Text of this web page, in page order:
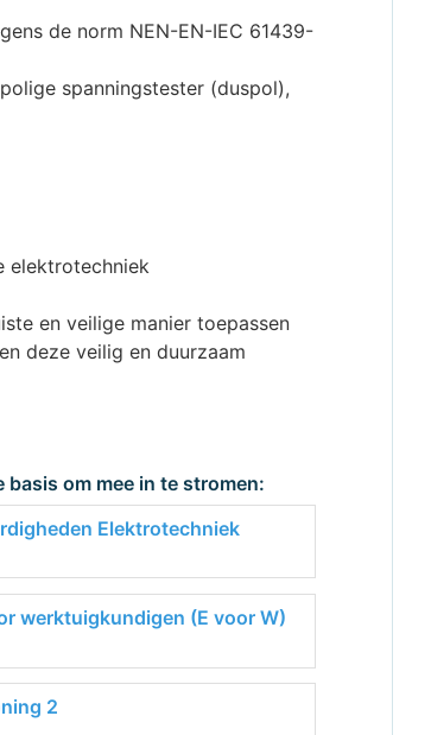
de norm NEN-EN-IEC 61439-
spanningstester (duspol),
elektrotechniek
en veilige manier toepassen
deze veilig en duurzaam
om mee in te stromen:
Elektrotechniek
werktuigkundigen (E voor W)
2